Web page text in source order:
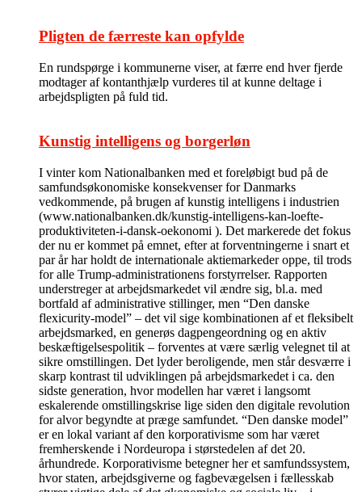
Pligten de færreste kan opfylde
En rundspørge i kommunerne viser, at færre end hver fjerde
modtager af kontanthjælp vurderes til at kunne deltage i
arbejdspligten på fuld tid.
Kunstig intelligens og borgerløn
I vinter kom Nationalbanken med et foreløbigt bud på de
samfundsøkonomiske konsekvenser for Danmarks
vedkommende, på brugen af kunstig intelligens i industrien
(www.nationalbanken.dk/kunstig-intelligens-kan-loefte-
produktiviteten-i-dansk-oekonomi ). Det markerede det fokus
der nu er kommet på emnet, efter at forventningerne i snart et
par år har holdt de internationale aktiemarkeder oppe, til trods
for alle Trump-administrationens forstyrrelser. Rapporten
understreger at arbejdsmarkedet vil ændre sig, bl.a. med
bortfald af administrative stillinger, men “Den danske
flexicurity-model” – det vil sige kombinationen af et fleksibelt
arbejdsmarked, en generøs dagpengeordning og en aktiv
beskæftigelsespolitik – forventes at være særlig velegnet til at
sikre omstillingen. Det lyder beroligende, men står desværre i
skarp kontrast til udviklingen på arbejdsmarkedet i ca. den
sidste generation, hvor modellen har været i langsomt
eskalerende omstillingskrise lige siden den digitale revolution
for alvor begyndte at præge samfundet. “Den danske model”
er en lokal variant af den korporativisme som har været
fremherskende i Nordeuropa i størstedelen af det 20.
århundrede. Korporativisme betegner her et samfundssystem,
hvor staten, arbejdsgiverne og fagbevægelsen i fællesskab